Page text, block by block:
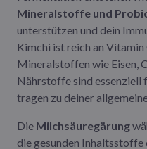
Mineralstoffe und
unterstützen und dein
Kimchi ist reich an Vitamin
Mineralstoffen wie Eisen,
Nährstoffe sind essenziell
tragen zu deiner
Die Milchsäuregärung
die gesunden Inhaltsstoffe